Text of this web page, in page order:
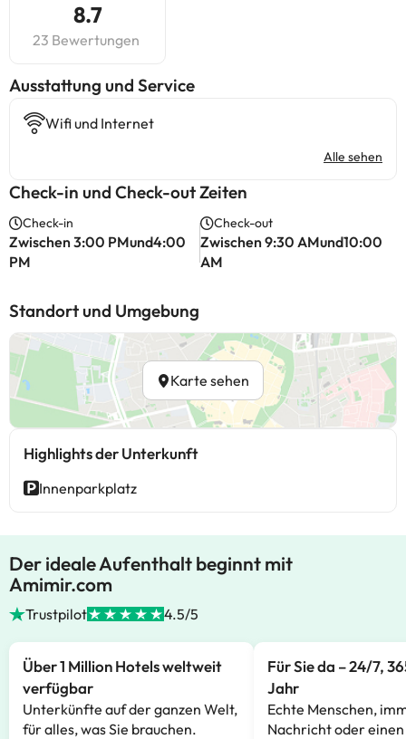
8.7
23 Bewertungen
​Ausstattung und Service
Wifi und Internet
Alle sehen
Check-in und Check-out Zeiten
Check-in
Zwischen 3:00 PMund4:00
PM
Check-out
Zwischen 9:30 AMund10:00
AM
Standort und Umgebung
Karte sehen
Highlights der Unterkunft
Innenparkplatz
Der ideale Aufenthalt beginnt mit
Amimir.com
Trustpilot 4.5/5
Über 1 Million Hotels weltweit
verfügbar
Unterkünfte auf der ganzen Welt,
für alles, was Sie brauchen.
Für Sie da – 24/7,
Jahr
Echte Menschen,
Nachricht oder